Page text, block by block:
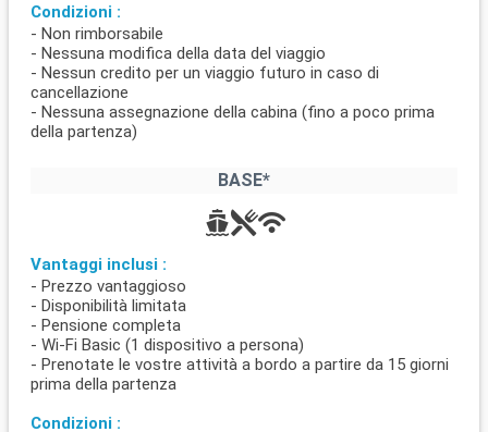
Condizioni :
- Non rimborsabile
- Nessuna modifica della data del viaggio
- Nessun credito per un viaggio futuro in caso di
cancellazione
- Nessuna assegnazione della cabina (fino a poco prima
della partenza)
BASE*
Vantaggi inclusi :
- Prezzo vantaggioso
- Disponibilità limitata
- Pensione completa
- Wi-Fi Basic (1 dispositivo a persona)
- Prenotate le vostre attività a bordo a partire da 15 giorni
prima della partenza
Condizioni :